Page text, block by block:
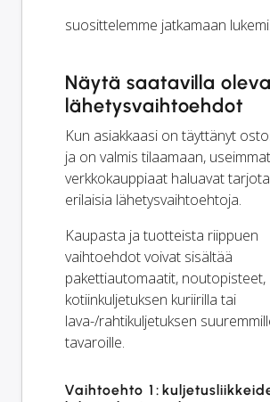
suosittelemme jatkamaan
Näytä saatavilla
lähetysvaihtoehdot
Kun asiakkaasi on täyttänyt
ja on valmis tilaamaan, useimmat
verkkokauppiaat haluavat
erilaisia lähetysvaihtoehtoja.
Kaupasta ja tuotteista riippuen
vaihtoehdot voivat sisältää
pakettiautomaatit, noutopisteet,
kotiinkuljetuksen kuriirilla tai
lava-/rahtikuljetuksen
tavaroille.
Vaihtoehto 1: